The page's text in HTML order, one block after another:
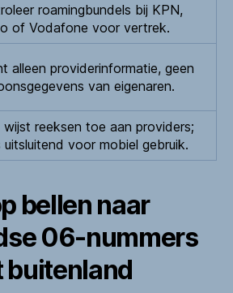
roamingbundels bij KPN,
of Vodafone voor vertrek.
alleen providerinformatie, geen
van eigenaren.
wijst reeksen toe aan providers;
uitsluitend voor mobiel gebruik.
bellen naar
06-nummers
buitenland